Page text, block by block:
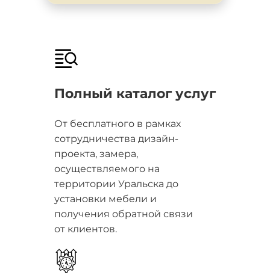
Полный каталог услуг
От бесплатного в рамках
сотрудничества дизайн-
проекта, замера,
осуществляемого на
территории Уральска до
установки мебели и
получения обратной связи
от клиентов.